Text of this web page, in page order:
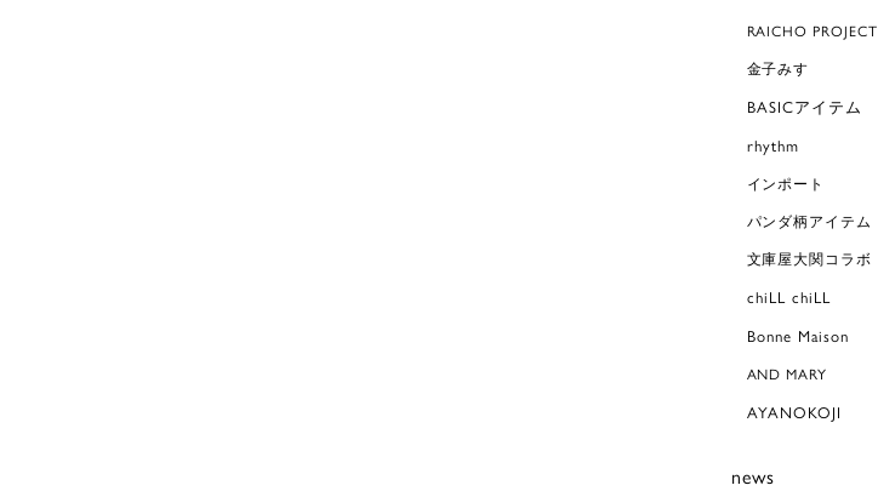
RAICHO PROJECT
金子みすゞ
BASICアイテム
rhythm
インポート
パンダ柄アイテム
文庫屋大関コラボ
chiLL chiLL
Bonne Maison
AND MARY
AYANOKOJI
news